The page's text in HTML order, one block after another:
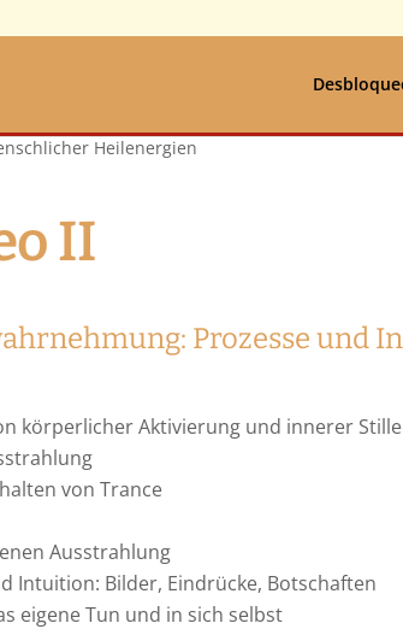
II
Prozesse und
körperlicher Aktivierung und innerer Stille
von Trance
Ausstrahlung
Intuition: Bilder, Eindrücke, Botschaften
eigene Tun und in sich selbst